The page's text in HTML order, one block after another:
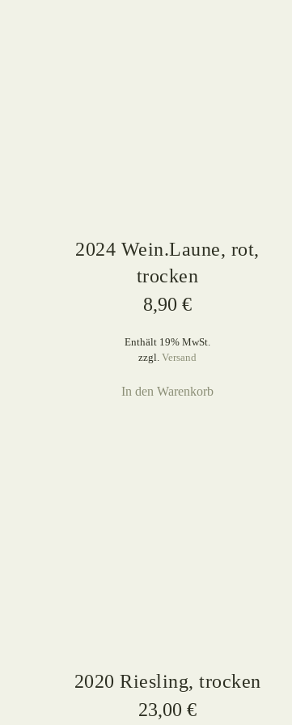
2024 Wein.Laune, rot,
trocken
8,90 €
Enthält 19% MwSt.
zzgl. Versand
In den Warenkorb
2020 Riesling, trocken
23,00 €